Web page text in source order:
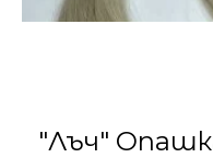
"Лъч"